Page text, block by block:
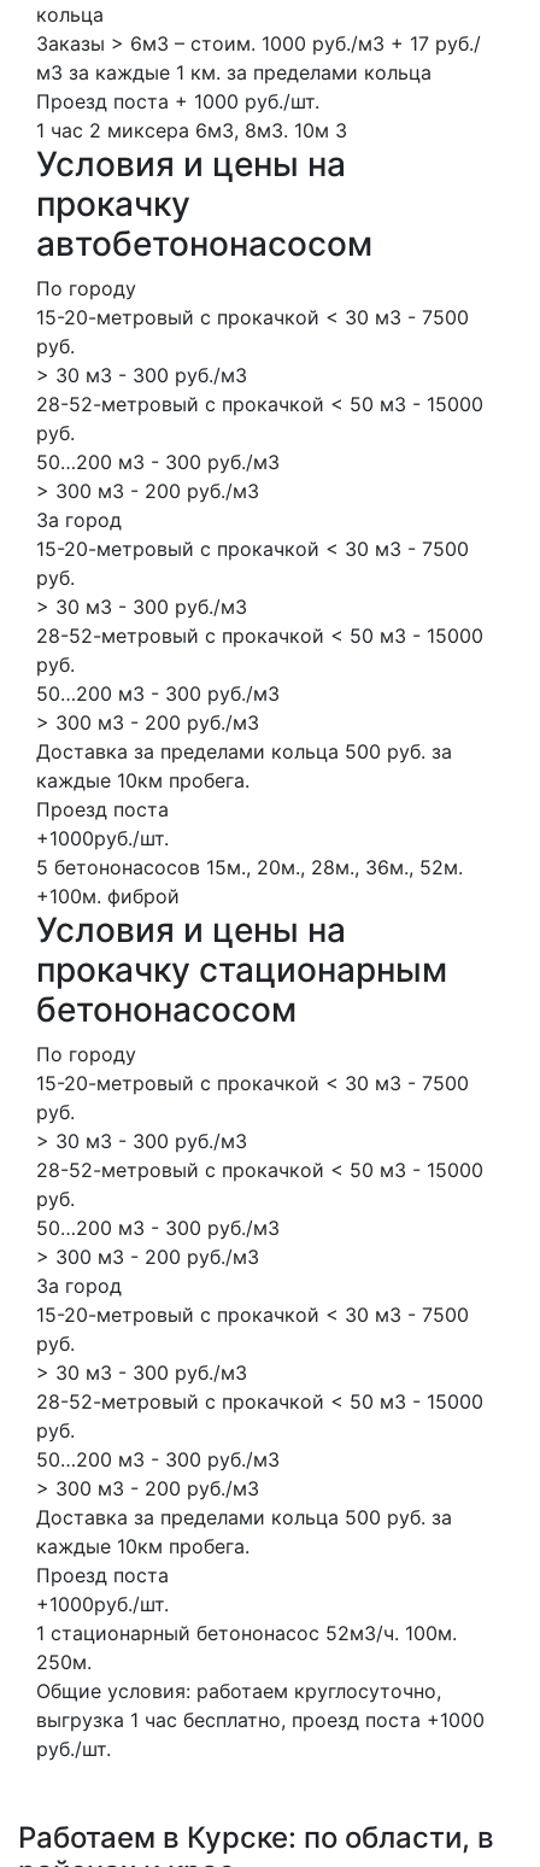
кольца
Заказы > 6м3 – стоим. 1000 руб./м3 + 17 руб./
м3 за каждые 1 км. за пределами кольца
Проезд поста + 1000 руб./шт.
1 час 2 миксера 6м3, 8м3. 10м 3
Условия и цены на
прокачку
автобетононасосом
По городу
15-20-метровый с прокачкой < 30 м3 - 7500
руб.
> 30 м3 - 300 руб./м3
28-52-метровый с прокачкой < 50 м3 - 15000
руб.
50…200 м3 - 300 руб./м3
> 300 м3 - 200 руб./м3
За город
15-20-метровый с прокачкой < 30 м3 - 7500
руб.
> 30 м3 - 300 руб./м3
28-52-метровый с прокачкой < 50 м3 - 15000
руб.
50…200 м3 - 300 руб./м3
> 300 м3 - 200 руб./м3
Доставка за пределами кольца 500 руб. за
каждые 10км пробега.
Проезд поста
+1000руб./шт.
5 бетононасосов 15м., 20м., 28м., 36м., 52м.
+100м. фиброй
Условия и цены на
прокачку стационарным
бетононасосом
По городу
15-20-метровый с прокачкой < 30 м3 - 7500
руб.
> 30 м3 - 300 руб./м3
28-52-метровый с прокачкой < 50 м3 - 15000
руб.
50…200 м3 - 300 руб./м3
> 300 м3 - 200 руб./м3
За город
15-20-метровый с прокачкой < 30 м3 - 7500
руб.
> 30 м3 - 300 руб./м3
28-52-метровый с прокачкой < 50 м3 - 15000
руб.
50…200 м3 - 300 руб./м3
> 300 м3 - 200 руб./м3
Доставка за пределами кольца 500 руб. за
каждые 10км пробега.
Проезд поста
+1000руб./шт.
1 стационарный бетононасос 52м3/ч. 100м.
250м.
Общие условия: работаем круглосуточно,
выгрузка 1 час бесплатно, проезд поста +1000
руб./шт.
Работаем в Курске: по области, в